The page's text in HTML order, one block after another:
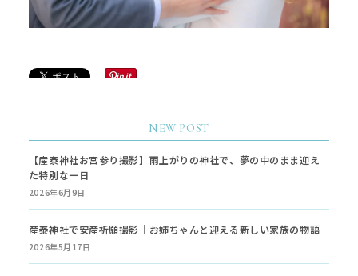
NEW POST
【産泰神社お宮参り撮影】雨上がりの神社で、夢の中のまま迎え
た特別な一日
2026年6月9日
産泰神社で安産祈願撮影｜お姉ちゃんと迎える新しい家族の物語
2026年5月17日